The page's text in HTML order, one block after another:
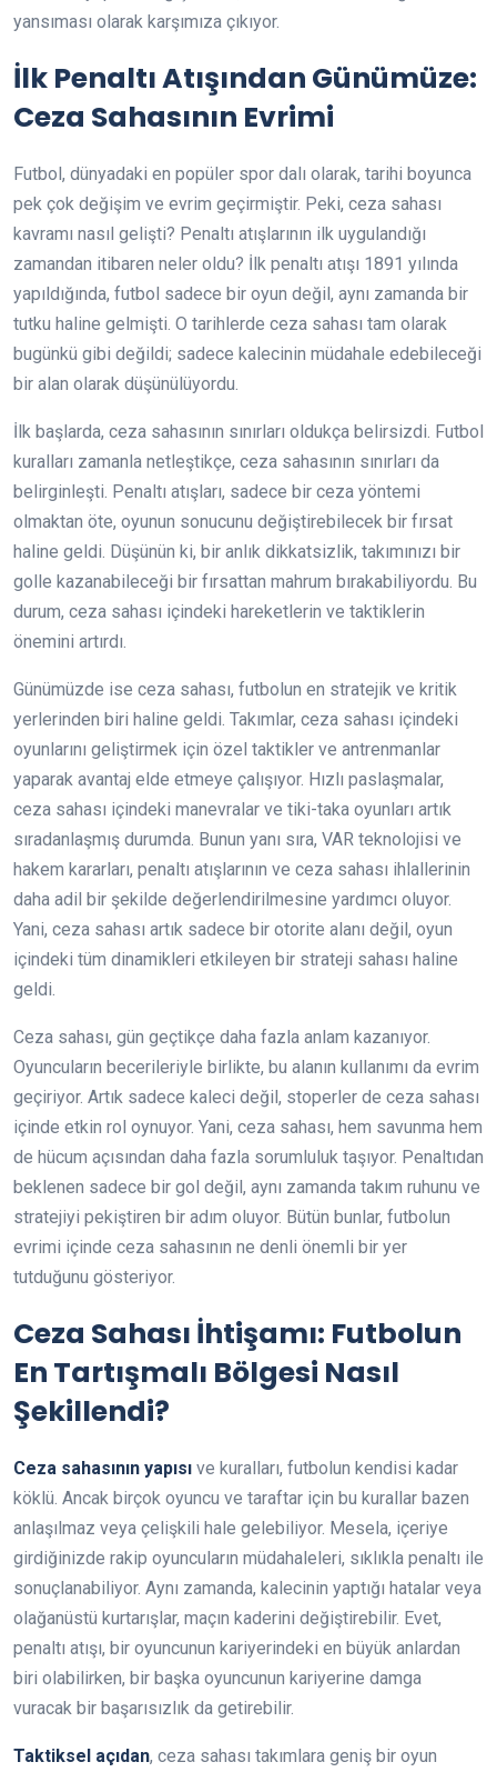
yansıması olarak karşımıza çıkıyor.
İlk Penaltı Atışından Günümüze:
Ceza Sahasının Evrimi
Futbol, dünyadaki en popüler spor dalı olarak, tarihi boyunca
pek çok değişim ve evrim geçirmiştir. Peki, ceza sahası
kavramı nasıl gelişti? Penaltı atışlarının ilk uygulandığı
zamandan itibaren neler oldu? İlk penaltı atışı 1891 yılında
yapıldığında, futbol sadece bir oyun değil, aynı zamanda bir
tutku haline gelmişti. O tarihlerde ceza sahası tam olarak
bugünkü gibi değildi; sadece kalecinin müdahale edebileceği
bir alan olarak düşünülüyordu.
İlk başlarda, ceza sahasının sınırları oldukça belirsizdi. Futbol
kuralları zamanla netleştikçe, ceza sahasının sınırları da
belirginleşti. Penaltı atışları, sadece bir ceza yöntemi
olmaktan öte, oyunun sonucunu değiştirebilecek bir fırsat
haline geldi. Düşünün ki, bir anlık dikkatsizlik, takımınızı bir
golle kazanabileceği bir fırsattan mahrum bırakabiliyordu. Bu
durum, ceza sahası içindeki hareketlerin ve taktiklerin
önemini artırdı.
Günümüzde ise ceza sahası, futbolun en stratejik ve kritik
yerlerinden biri haline geldi. Takımlar, ceza sahası içindeki
oyunlarını geliştirmek için özel taktikler ve antrenmanlar
yaparak avantaj elde etmeye çalışıyor. Hızlı paslaşmalar,
ceza sahası içindeki manevralar ve tiki-taka oyunları artık
sıradanlaşmış durumda. Bunun yanı sıra, VAR teknolojisi ve
hakem kararları, penaltı atışlarının ve ceza sahası ihlallerinin
daha adil bir şekilde değerlendirilmesine yardımcı oluyor.
Yani, ceza sahası artık sadece bir otorite alanı değil, oyun
içindeki tüm dinamikleri etkileyen bir strateji sahası haline
geldi.
Ceza sahası, gün geçtikçe daha fazla anlam kazanıyor.
Oyuncuların becerileriyle birlikte, bu alanın kullanımı da evrim
geçiriyor. Artık sadece kaleci değil, stoperler de ceza sahası
içinde etkin rol oynuyor. Yani, ceza sahası, hem savunma hem
de hücum açısından daha fazla sorumluluk taşıyor. Penaltıdan
beklenen sadece bir gol değil, aynı zamanda takım ruhunu ve
stratejiyi pekiştiren bir adım oluyor. Bütün bunlar, futbolun
evrimi içinde ceza sahasının ne denli önemli bir yer
tutduğunu gösteriyor.
Ceza Sahası İhtişamı: Futbolun
En Tartışmalı Bölgesi Nasıl
Şekillendi?
Ceza sahasının yapısı ve kuralları, futbolun kendisi kadar
köklü. Ancak birçok oyuncu ve taraftar için bu kurallar bazen
anlaşılmaz veya çelişkili hale gelebiliyor. Mesela, içeriye
girdiğinizde rakip oyuncuların müdahaleleri, sıklıkla penaltı ile
sonuçlanabiliyor. Aynı zamanda, kalecinin yaptığı hatalar veya
olağanüstü kurtarışlar, maçın kaderini değiştirebilir. Evet,
penaltı atışı, bir oyuncunun kariyerindeki en büyük anlardan
biri olabilirken, bir başka oyuncunun kariyerine damga
vuracak bir başarısızlık da getirebilir.
Taktiksel açıdan, ceza sahası takımlara geniş bir oyun